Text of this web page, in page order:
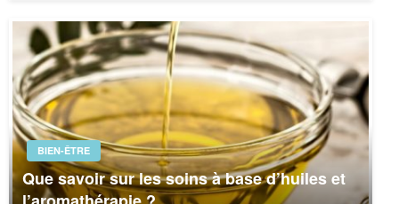
BIEN-ÊTRE
Que savoir sur les soins à base d’huiles et